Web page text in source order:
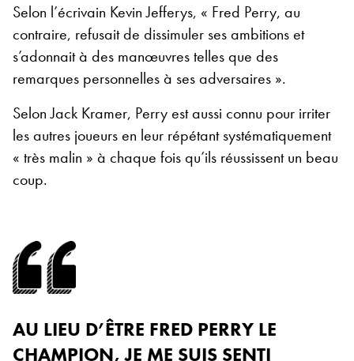
Selon l’écrivain Kevin Jefferys, « Fred Perry, au
contraire, refusait de dissimuler ses ambitions et
s’adonnait à des manœuvres telles que des
remarques personnelles à ses adversaires ».
Selon Jack Kramer, Perry est aussi connu pour irriter
les autres joueurs en leur répétant systématiquement
« très malin » à chaque fois qu’ils réussissent un beau
coup.
AU LIEU D’ÊTRE FRED PERRY LE
CHAMPION, JE ME SUIS SENTI